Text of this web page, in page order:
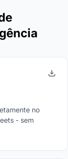
no
- sem